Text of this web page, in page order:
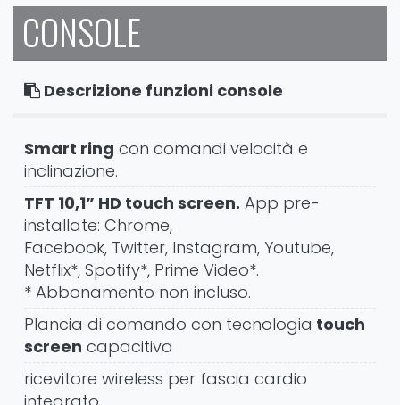
CONSOLE
Descrizione funzioni console
Smart ring con comandi velocità e
inclinazione.
TFT 10,1” HD touch screen. App pre-
installate: Chrome,
Facebook, Twitter, Instagram, Youtube,
Netflix*, Spotify*, Prime Video*.
* Abbonamento non incluso.
Plancia di comando con tecnologia touch
screen capacitiva
ricevitore wireless per fascia cardio